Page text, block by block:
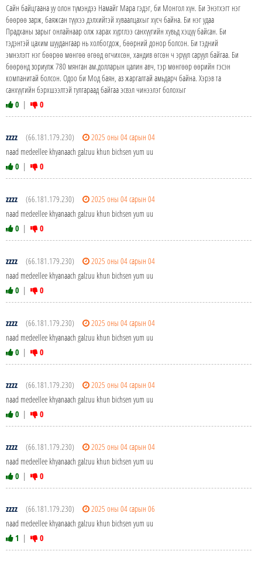
Сайн байцгаана уу олон түмэндээ Намайг Мара гэдэг, би Монгол хүн. Би Энэтхэгт нэг
бөөрөө зарж, баяжсан түүхээ дэлхийтэй хуваалцахыг хүсч байна. Би нэг удаа
Прадханы зарыг онлайнаар олж харах хүртлээ санхүүгийн хувьд хэцүү байсан. Би
тэдэнтэй цахим шуудангаар нь холбогдож, бөөрний донор болсон. Би тэдний
эмнэлэгт нэг бөөрөө мөнгөө өгөөд өгчихсөн, хандив өгсөн ч эрүүл саруул байгаа. Би
бөөрөнд зориулж 780 мянган ам.долларын цалин авч, тэр мөнгөөр ​​өөрийн гэсэн
компанитай болсон. Одоо би Мод баян, аз жаргалтай амьдарч байна. Хэрэв та
санхүүгийн бэрхшээлтэй тулгараад байгаа эсвэл чинээлэг болохыг
0 | 0
zzzz (66.181.179.230)
2025 оны 04 сарын 04
naad medeellee khyanaach galzuu khun bichsen yum uu
0 | 0
zzzz (66.181.179.230)
2025 оны 04 сарын 04
naad medeellee khyanaach galzuu khun bichsen yum uu
0 | 0
zzzz (66.181.179.230)
2025 оны 04 сарын 04
naad medeellee khyanaach galzuu khun bichsen yum uu
0 | 0
zzzz (66.181.179.230)
2025 оны 04 сарын 04
naad medeellee khyanaach galzuu khun bichsen yum uu
0 | 0
zzzz (66.181.179.230)
2025 оны 04 сарын 04
naad medeellee khyanaach galzuu khun bichsen yum uu
0 | 0
zzzz (66.181.179.230)
2025 оны 04 сарын 04
naad medeellee khyanaach galzuu khun bichsen yum uu
0 | 0
zzzz (66.181.179.230)
2025 оны 04 сарын 06
naad medeellee khyanaach galzuu khun bichsen yum uu
1 | 0